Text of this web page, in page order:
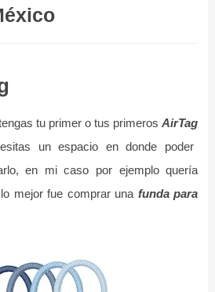
tu primer o tus primerosAirTag
un espacio en donde poder
en mi caso por ejemplo quería
mejor fue comprar una funda para